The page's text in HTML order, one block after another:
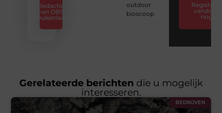
Redactie
van OBS
Beukenlaan
outdoor
bioscoop
Registreer
vandaag
nog
Gerelateerde berichten die u mogelijk
interesseren.
BEDRIJVEN